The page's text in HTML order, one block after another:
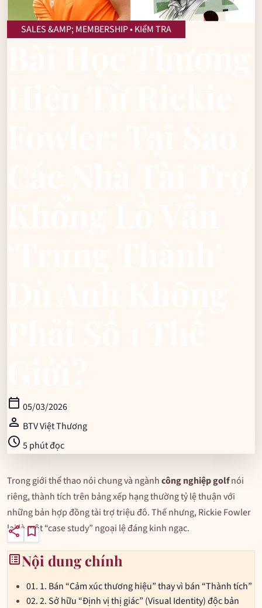
SALES &AMP; MEMBERSHIP • KIểM TRA
calendar_today 05/03/2026
person BTV Việt Thương
schedule 5 phút đọc
sharebookmark
Trong giới thể thao nói chung và ngànhcông nghiệp golfnói
riêng, thành tích trên bảng xếp hạng thường tỷ lệ thuận với
những bản hợp đồng tài trợ triệu đô. Thế nhưng, Rickie Fowler
lại là một “case study” ngoại lệ đáng kinh ngạc.
list_altNội dung chính
01. 1. Bán “Cảm xúc thương hiệu” thay vì bán “Thành tích”
02.2. Sở hữu “Định vị thị giác” (Visual Identity) độc bản